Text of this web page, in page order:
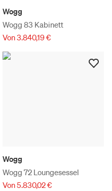
Wogg
Wogg 83 Kabinett
Von 3.840,19 €
Wogg
Wogg 72 Loungesessel
Von 5.830,02 €